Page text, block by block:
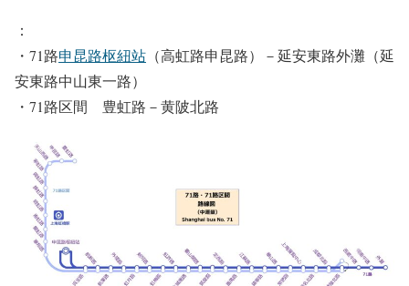
：
・71路申昆路枢紐站 （高虹路申昆路）－延安東路外灘（延
安東路中山東一路）
・71路区間 豊虹路－黄陂北路